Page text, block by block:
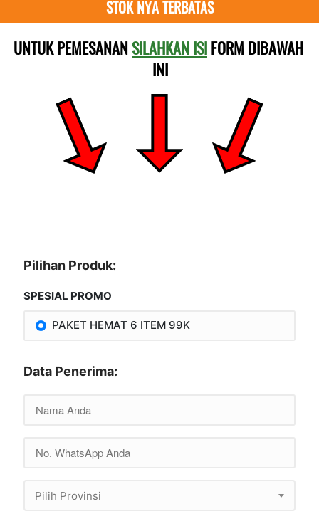
STOK NYA TERBATAS
UNTUK PEMESANAN SILAHKAN ISI FORM DIBAWAH
INI
Pilihan Produk:
SPESIAL PROMO
PAKET HEMAT 6 ITEM 99K
Data Penerima:
Pilih Provinsi